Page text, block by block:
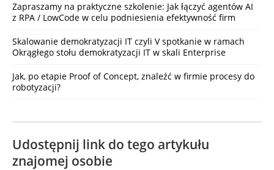
Zapraszamy na praktyczne szkolenie: Jak łączyć agentów AI
z RPA / LowCode w celu podniesienia efektywność firm
Skalowanie demokratyzacji IT czyli V spotkanie w ramach
Okrągłego stołu demokratyzacji IT w skali Enterprise
Jak, po etapie Proof of Concept, znaleźć w firmie procesy do
robotyzacji?
Udostępnij link do tego artykułu
znajomej osobie